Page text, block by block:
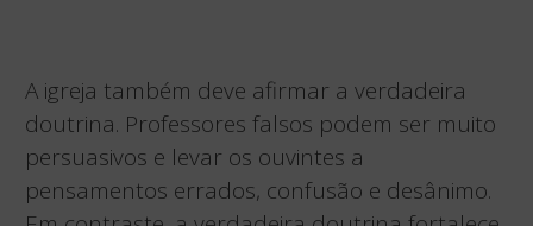
A igreja também deve afirmar a verdadeira
doutrina. Professores falsos podem ser muito
persuasivos e levar os ouvintes a
pensamentos errados, confusão e desânimo.